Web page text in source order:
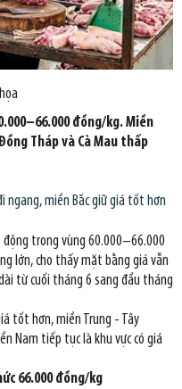
đồng/kg. Miền
Tháp và Cà Mau thấp
ngang, miền Bắc giữ giá tốt hơn
trong vùng 60.000–66.000
lớn, cho thấy mặt bằng giá vẫn
từ cuối tháng 6 sang đầu tháng
tốt hơn, miền Trung - Tây
Nam tiếp tục là khu vực có giá
66.000 đồng/kg